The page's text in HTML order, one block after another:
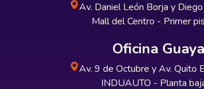
Av. Daniel León Borja y
Mall del Centro - Primer
Oficina
Av. 9 de Octubre y Av. Quito
INDUAUTO - Planta